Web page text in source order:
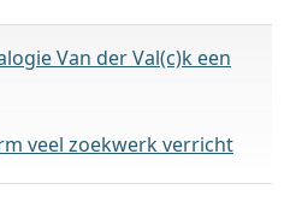
Van der Val(c)k een
veel zoekwerk verricht